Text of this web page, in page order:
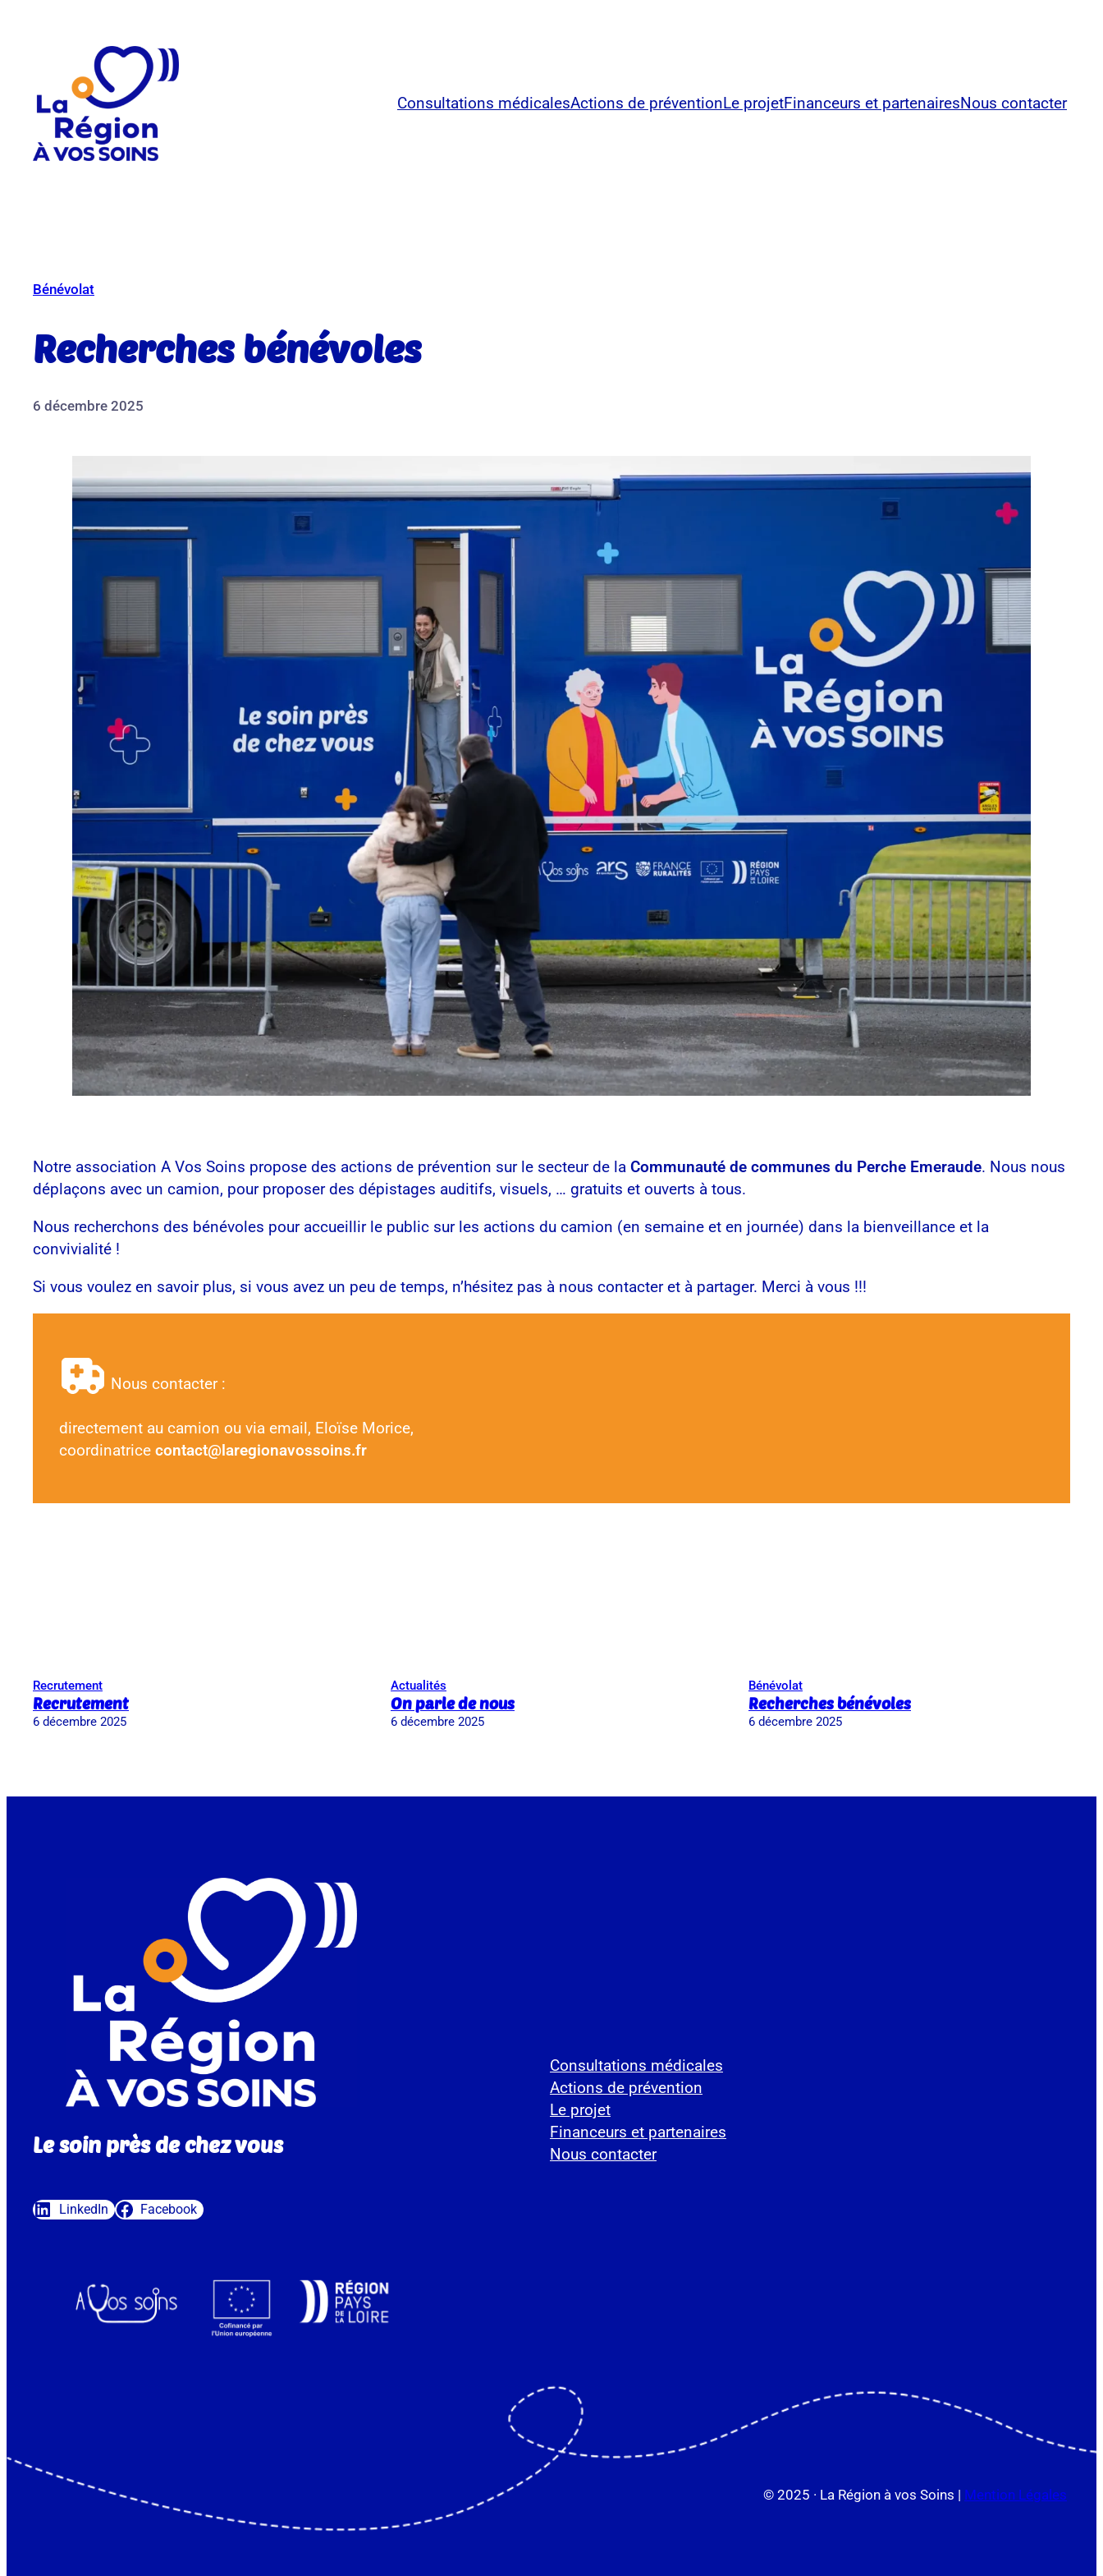
Consultations médicalesActions de préventionLe projetFinanceurs et partenairesNous contacter
Bénévolat
Recherches bénévoles
6 décembre 2025
Notre association A Vos Soins propose des actions de prévention sur le secteur de la Communauté de communes du Perche Emeraude. Nous nous
déplaçons avec un camion, pour proposer des dépistages auditifs, visuels, … gratuits et ouverts à tous.
Nous recherchons des bénévoles pour accueillir le public sur les actions du camion (en semaine et en journée) dans la bienveillance et la
convivialité !
Si vous voulez en savoir plus, si vous avez un peu de temps, n’hésitez pas à nous contacter et à partager. Merci à vous !!!
Nous contacter :
directement au camion ou via email, Eloïse Morice,
coordinatrice contact@laregionavossoins.fr
Recrutement
Recrutement
6 décembre 2025
Actualités
On parle de nous
6 décembre 2025
Bénévolat
Recherches bénévoles
6 décembre 2025
Le soin près de chez vous
LinkedIn Facebook
Consultations médicales
Actions de prévention
Le projet
Financeurs et partenaires
Nous contacter
© 2025 · La Région à vos Soins | Mention Légales